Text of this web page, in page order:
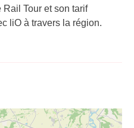
Tour et son tarif
liO à travers la région.